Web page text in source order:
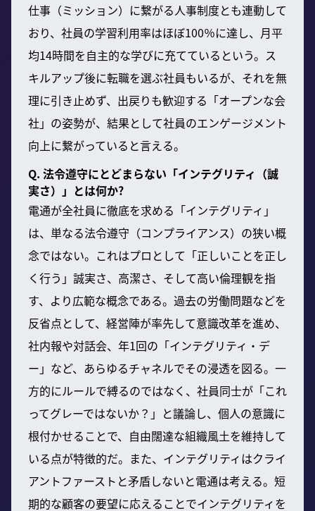
仕事（ミッション）に繋がる人事制度とも連動して
おり、社員の学習利用率はほぼ100％に達し、月平
均14時間を自主的な学びに充てているという。ス
キルアップ後に転職を選ぶ社員もいるが、それを無
理に引き止めず、出戻りも歓迎する「オープンな会
社」の姿勢が、結果として社員のエンゲージメント
向上に繋がっていると言える。
Q. 法令遵守にとどまらない「インテグリティ（誠
実さ）」とは何か?
電通が全社員に徹底を求める「インテグリティ」
は、単なる法令遵守（コンプライアンス）の狭い概
念ではない。これはプロとして「正しいことを正し
く行う」誠実さ、高潔さ、そして高い倫理観を指
す、より広範な概念である。過去の労働問題などを
反省点として、経営陣が率先して意識改革を進め、
社内報や対話会、年1回の「インテグリティ・デ
ー」など、あらゆるチャネルでその浸透を図る。一
方的にルールで縛るのではなく、社員同士が「これ
ってグレーではないか？」と議論し、個人の意識に
根付かせることで、自由闊達な組織風土を維持して
いる点が特徴的だ。また、インテグリティはクライ
アントファーストと矛盾しないと電通は考える。短
期的な顧客の要望に応えることでインテグリティを